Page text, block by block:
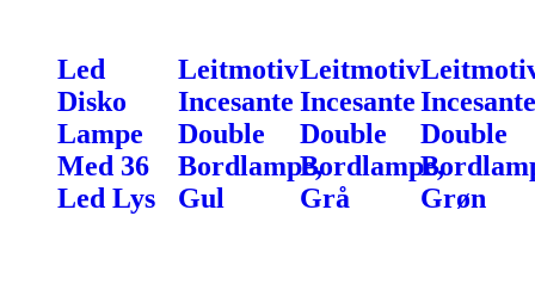
Led
Disko
Lampe
Med 36
Led Lys
Leitmotiv
Incesante
Double
Bordlampe,
Gul
Leitmotiv
Incesante
Double
Bordlampe,
Grå
Incesante
Double
Grøn